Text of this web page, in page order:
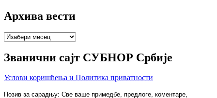
Архива вести
Архива
Званични сајт СУБНОР Србије
Услови коришћења и Политика приватности
Позив за сарадњу: Све ваше примедбе, предлоге, коментаре,